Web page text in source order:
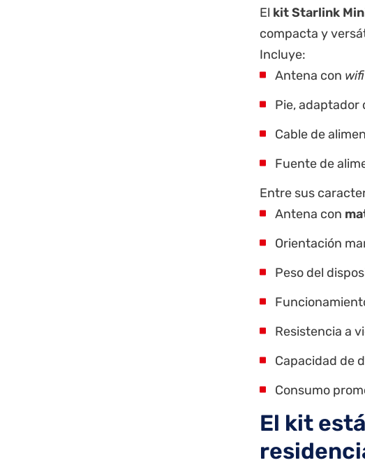
El kit Starlink
compacta y
Incluye:
Antena con
Pie, adaptador
Cable de
Fuente de
Entre sus
Antena con
Orientación
Peso del
Resistencia a
Capacidad de
Consumo
El kit